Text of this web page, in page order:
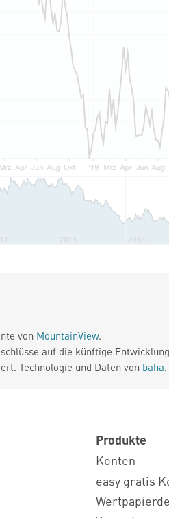
von MountainView.
auf die künftige
Technologie und Daten von baha
Produkte
Konten
easy gratis